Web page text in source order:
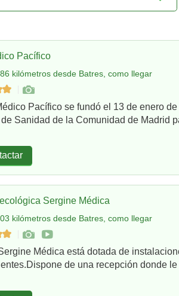
Pacífico
kilómetros desde Batres, como llegar
Pacífico se fundó el 13 de enero
Sanidad de la Comunidad de Madrid
Sergine Médica
kilómetros desde Batres, como llegar
Médica está dotada de
de una recepción donde le